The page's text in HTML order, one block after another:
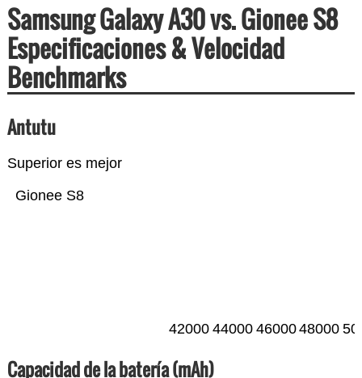
Samsung Galaxy A30 vs. Gionee S8
Especificaciones & Velocidad
Benchmarks
Antutu
Superior es mejor
Gionee S8
42000 44000 4600048000
Capacidad de la batería (mAh)